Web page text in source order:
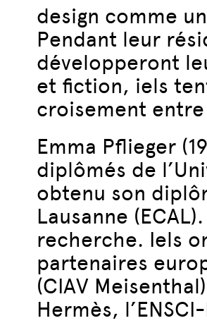
design comme
Pendant leur
développeront
et fiction, iels
croisement
Emma Pflieger
diplômés de
obtenu son
Lausanne
recherche. Iels
partenaires
(CIAV
Hermès,